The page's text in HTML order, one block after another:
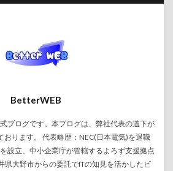
BetterWEB
ブログです。本ブログは、弊社代表の道下が
おります。 代表略歴：NEC(日本電気)を退職
設立、中小企業庁が管轄するよろず支援拠点
県大野市からの委託でITの知見を活かしたビ